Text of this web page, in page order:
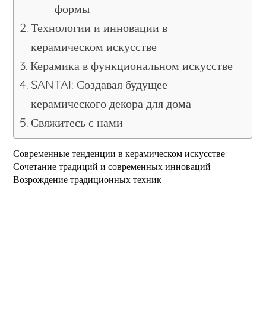
формы
Технологии и инновации в
керамическом искусстве
Керамика в функциональном искусстве
SANTAI: Создавая будущее
керамического декора для дома
Свяжитесь с нами
Современные тенденции в керамическом искусстве:
Сочетание традиций и современных инноваций
Возрождение традиционных техник